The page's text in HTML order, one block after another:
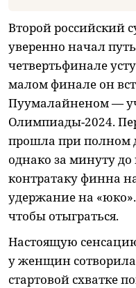
Второй российский
уверенно начал
четвертьфинале
малом финале он
Пуумалайненом —
Олимпиады-2024.
прошла при полном
однако за минуту
контратаку финна
удержание на
чтобы отыграться.
Настоящую
у женщин сотворила
стартовой схватке